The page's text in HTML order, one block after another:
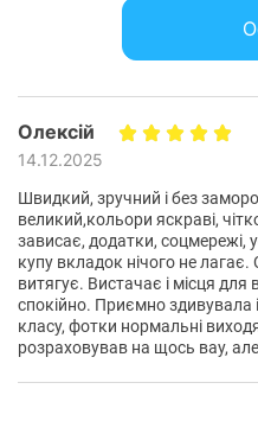
Мобильная
Redmi Note 14
предлагает
которая позволяет
детализацией.
МП гарантирует
вспомогательные
разнообразные
режим, макросъемка
Олексій
14.12.2025
Швидкий, зручний і без
великий,кольори яскраві,
зависає, додатки, соцмережі,
купу вкладок нічого не лагає.
витягує. Вистачає і місця
спокійно. Приємно здивувала
класу, фотки нормальні
розраховував на щось вау,